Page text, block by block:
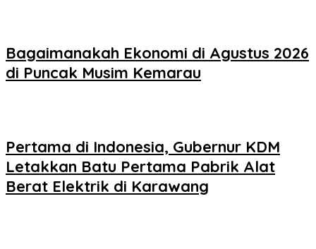
Bagaimanakah Ekonomi di Agustus 2026
di Puncak Musim Kemarau
Pertama di Indonesia, Gubernur KDM
Letakkan Batu Pertama Pabrik Alat
Berat Elektrik di Karawang